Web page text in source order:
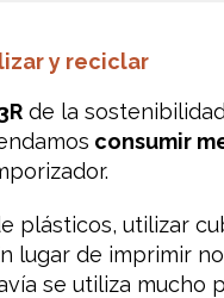
y reciclar
de la
consumir
plásticos, utilizar
lugar de imprimir
se utiliza mucho